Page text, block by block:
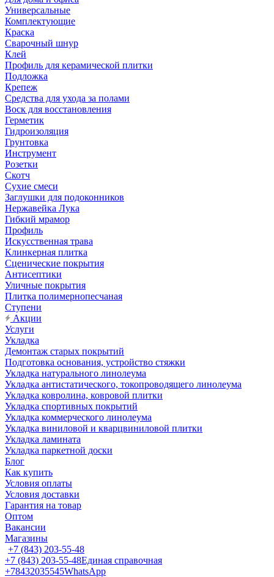
Универсальные
Комплектующие
Краска
Сварочный шнур
Клей
Профиль для керамической плитки
Подложка
Крепеж
Средства для ухода за полами
Воск для восстановления
Герметик
Гидроизоляция
Грунтовка
Инструмент
Розетки
Скотч
Сухие смеси
Заглушки для подоконников
Нержавейка Лука
Гибкий мрамор
Профиль
Искусственная трава
Клинкерная плитка
Сценические покрытия
Антисептики
Уличные покрытия
Плитка полимернопесчаная
Ступени
Акции
Услуги
Укладка
Демонтаж старых покрытий
Подготовка основания, устройство стяжки
Укладка натурального линолеума
Укладка антистатического, токопроводящего линолеума
Укладка ковролина, ковровой плитки
Укладка спортивных покрытий
Укладка коммерческого линолеума
Укладка виниловой и кварцвиниловой плитки
Укладка ламината
Укладка паркетной доски
Блог
Как купить
Условия оплаты
Условия доставки
Гарантия на товар
Оптом
Вакансии
Магазины
+7 (843) 203-55-48
+7 (843) 203-55-48Единая справочная
+78432035545WhatsApp